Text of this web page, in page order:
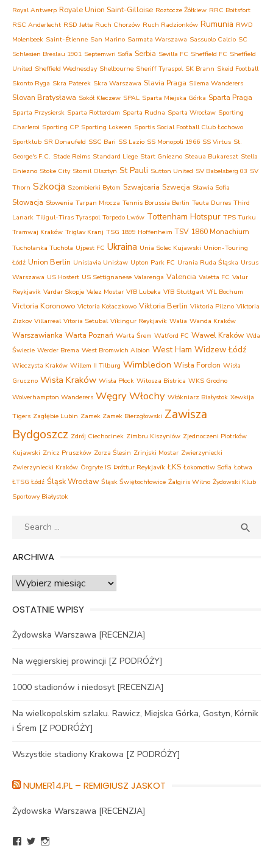
Royal Antwerp Royale Union Saint-Gilloise Roztocze Żółkiew RRC Boitsfort
RSC Anderlecht RSD Jette Ruch Chorzów Ruch Radzionków Rumunia RWD
Molenbeek Saint-Étienne San Marino Sarmata Warszawa Sassuolo Calcio SC
Schlesien Breslau 1901 Septemwri Sofia Serbia Sevilla FC Sheffield FC Sheffield
United Sheffield Wednesday Shelbourne Sheriff Tyraspol SK Brann Skeid Football
Skonto Ryga Skra Paterek Skra Warszawa Slavia Praga Sliema Wanderers
Slovan Bratysława Sokół Kleczew SPAL Sparta Miejska Górka Sparta Praga
Sparta Przysiersk Sparta Rotterdam Sparta Rudna Sparta Wrocław Sporting
Charleroi Sporting CP Sporting Lokeren Sportis Social Football Club Łochowo
Sportklub SR Donaufeld SSC Bari SS Lazio SS Monopoli 1966 SS Virtus St.
George's F.C. Stade Reims Standard Liege Start Gniezno Steaua Bukareszt Stella
Gniezno Stoke City Stomil Olsztyn St Pauli Sutton United SV Babelsberg 03 SV
Thorn Szkocja Szombierki Bytom Szwajcaria Szwecja Sławia Sofia
Słowacja Słowenia Tarpan Mrocza Tennis Borussia Berlin Teuta Durres Third
Lanark Tiligul-Tiras Tyraspol Torpedo Lwów Tottenham Hotspur TPS Turku
Tramwaj Kraków Triglav Kranj TSG 1899 Hoffenheim TSV 1860 Monachium
Tucholanka Tuchola Ujpest FC Ukraina Unia Solec Kujawski Union-Touring
Łódź Union Berlin Unislavia Unisław Upton Park FC Urania Ruda Śląska Ursus
Warszawa US Hostert US Settignanese Valarenga Valencia Valetta FC Valur
Reykjavík Vardar Skopje Velez Mostar VfB Lubeka VfB Stuttgart VfL Bochum
Victoria Koronowo Victoria Kołaczkowo Viktoria Berlin Viktoria Pilzno Viktoria
Zizkov Villarreal Vitoria Setubal Víkingur Reykjavík Walia Wanda Kraków
Warszawianka Warta Poznań Warta Śrem Watford FC Wawel Kraków Wda
Świecie Werder Brema West Bromwich Albion West Ham Widzew Łódź
Wieczysta Kraków Willem II Tilburg Wimbledon Wisła Fordon Wisła
Gruczno Wisła Kraków Wisła Płock Witosza Bistrica WKS Grodno
Wolverhampton Wanderers WęgryWłochy Włókniarz Białystok Xewkija
Tigers Zagłębie Lubin Zamek Zamek Bierzgłowski Zawisza
Bydgoszcz Zdrój Ciechocinek Zimbru Kiszyniów Zjednoczeni Piotrków
Kujawski Znicz Pruszków Zorza Ślesin Zrinjski Mostar Zwierzyniecki
Zwierzyniecki Kraków Örgryte IS Þróttur Reykjavík ŁKS Łokomotiw Sofia Łotwa
ŁTSG Łódź Śląsk Wrocław Śląsk Świętochłowice Żalgiris Wilno Żydowski Klub
Sportowy Białystok
Search

ARCHIWA
Archiwa
OSTATNIE WPISY
Żydowska Warszawa [RECENZJA]
Na węgierskiej prowincji [Z PODRÓŻY]
1000 stadionów i niedosyt [RECENZJA]
Na wielkopolskim szlaku. Rawicz, Miejska Górka, Gostyn, Kórnik
i Śrem [Z PODRÓŻY]
Wszystkie stadiony Krakowa [Z PODRÓŻY]
NUMER14.PL – REMIGIUSZ JASKOT
Żydowska Warszawa [RECENZJA]
ZobaczZobacz